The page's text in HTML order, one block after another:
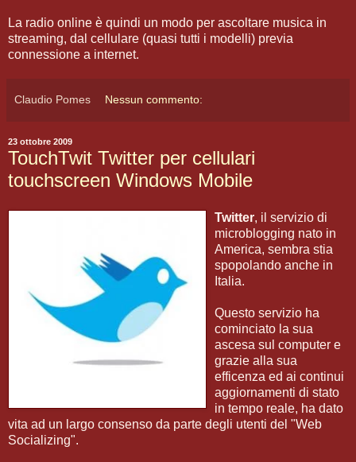
La radio online è quindi un modo per ascoltare musica in
streaming, dal cellulare (quasi tutti i modelli) previa
connessione a internet.
Claudio Pomes Nessun commento:
23 ottobre 2009
TouchTwit Twitter per cellulari
touchscreen Windows Mobile
Twitter, il servizio di
microblogging nato in
America, sembra stia
spopolando anche in
Italia.
Questo servizio ha
cominciato la sua
ascesa sul computer e
grazie alla sua
efficenza ed ai continui
aggiornamenti di stato
in tempo reale, ha dato
vita ad un largo consenso da parte degli utenti del "Web
Socializing".